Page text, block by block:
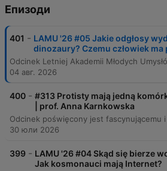
Епизоди
401 - LAMU '26 #05 Jakie odgłosy
dinozaury? Czemu człowiek ma
04 авг. 2026
400 - #313 Protisty mają jedną
| prof. Anna Karnkowska
30 юли 2026
399 - LAMU '26 #04 Skąd się bierze
Jak kosmonauci mają Internet?